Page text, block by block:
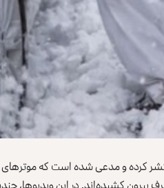
کرده و مدعی شده است که موترهای